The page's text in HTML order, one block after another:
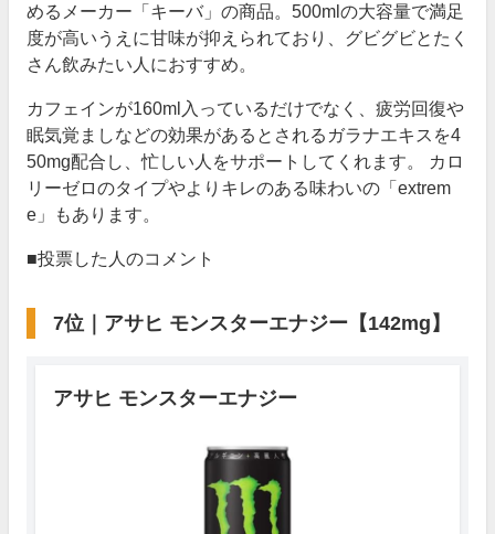
めるメーカー「キーバ」の商品。500mlの大容量で満足
度が高いうえに甘味が抑えられており、グビグビとたく
さん飲みたい人におすすめ。
カフェインが160ml入っているだけでなく、疲労回復や
眠気覚ましなどの効果があるとされるガラナエキスを4
50mg配合し、忙しい人をサポートしてくれます。 カロ
リーゼロのタイプやよりキレのある味わいの「extrem
e」もあります。
■投票した人のコメント
7位｜アサヒ モンスターエナジー【142mg】
アサヒ モンスターエナジー